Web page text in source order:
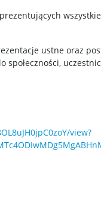
wszystkie
ustne oraz
społeczności,
view?